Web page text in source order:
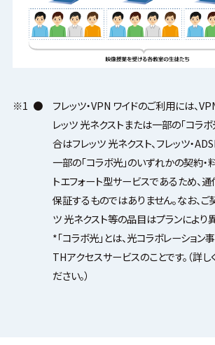
※1 ●
フレッツ・VPN ワイドのご利用には、
レッツ 光ネクストまたは一部の「コラ
合はフレッツ 光ネクスト、フレッツ・
一部の「コラボ光」のいずれかの契約・
トエフォート型サービスであるため、
保証するものではありません。なお、
ツ 光ネクスト等の品目はプランにより
*「コラボ光」とは、光コラボレーショ
THアクセスサービスのことです。（詳し
ださい。）